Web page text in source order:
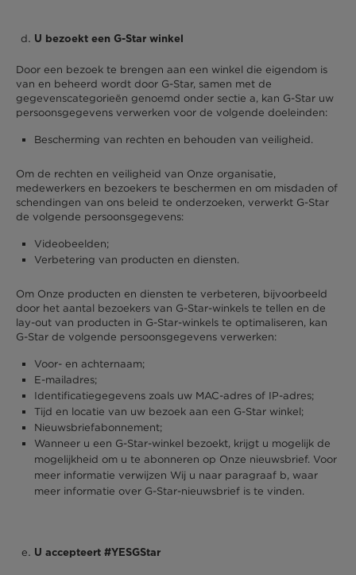
U bezoekt een G-Star winkel
Door een bezoek te brengen aan een winkel die eigendom is
van en beheerd wordt door G-Star, samen met de
gegevenscategorieën genoemd onder sectie a, kan G-Star uw
persoonsgegevens verwerken voor de volgende doeleinden:
Bescherming van rechten en behouden van veiligheid.
Om de rechten en veiligheid van Onze organisatie,
medewerkers en bezoekers te beschermen en om misdaden of
schendingen van ons beleid te onderzoeken, verwerkt G-Star
de volgende persoonsgegevens:
Videobeelden;
Verbetering van producten en diensten.
Om Onze producten en diensten te verbeteren, bijvoorbeeld
door het aantal bezoekers van G-Star-winkels te tellen en de
lay-out van producten in G-Star-winkels te optimaliseren, kan
G-Star de volgende persoonsgegevens verwerken:
Voor- en achternaam;
E-mailadres;
Identificatiegegevens zoals uw MAC-adres of IP-adres;
Tijd en locatie van uw bezoek aan een G-Star winkel;
Nieuwsbriefabonnement;
Wanneer u een G-Star-winkel bezoekt, krijgt u mogelijk de
mogelijkheid om u te abonneren op Onze nieuwsbrief. Voor
meer informatie verwijzen Wij u naar paragraaf b, waar
meer informatie over G-Star-nieuwsbrief is te vinden.
U accepteert #YESGStar